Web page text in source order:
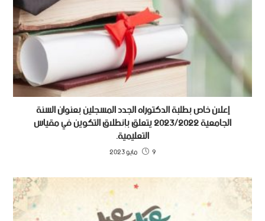
إعلان خاص بطلبة الدكتوراه الجدد المسجلين بعنوان السنة
الجامعية 2023/2022 يتعلق بإنطلاق التكوين في مقياس
التعليمية.
9 مايو 2023